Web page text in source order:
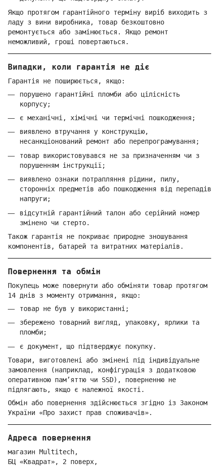
Якщо протягом гарантійного терміну виріб виходить з
ладу з вини виробника, товар безкоштовно
ремонтується або замінюється. Якщо ремонт
неможливий, гроші повертаються.
Випадки, коли гарантія не діє
Гарантія не поширюється, якщо:
порушено гарантійні пломби або цілісність
корпусу;
є механічні, хімічні чи термічні пошкодження;
виявлено втручання у конструкцію,
несанкціонований ремонт або перепрограмування;
товар використовувався не за призначенням чи з
порушенням інструкції;
виявлено ознаки потрапляння рідини, пилу,
сторонніх предметів або пошкодження від перепадів
напруги;
відсутній гарантійний талон або серійний номер
змінено чи стерто.
Також гарантія не покриває природне зношування
компонентів, батарей та витратних матеріалів.
Повернення та обмін
Покупець може повернути або обміняти товар протягом
14 днів з моменту отримання, якщо:
товар не був у використанні;
збережено товарний вигляд, упаковку, ярлики та
пломби;
є документ, що підтверджує покупку.
Товари, виготовлені або змінені під індивідуальне
замовлення (наприклад, конфігурація з додатковою
оперативною пам’яттю чи SSD), поверненню не
підлягають, якщо є належної якості.
Обмін або повернення здійснюється згідно із Законом
України «Про захист прав споживачів».
Адреса повернення
магазин Multitech,
БЦ «Квадрат», 2 поверх,